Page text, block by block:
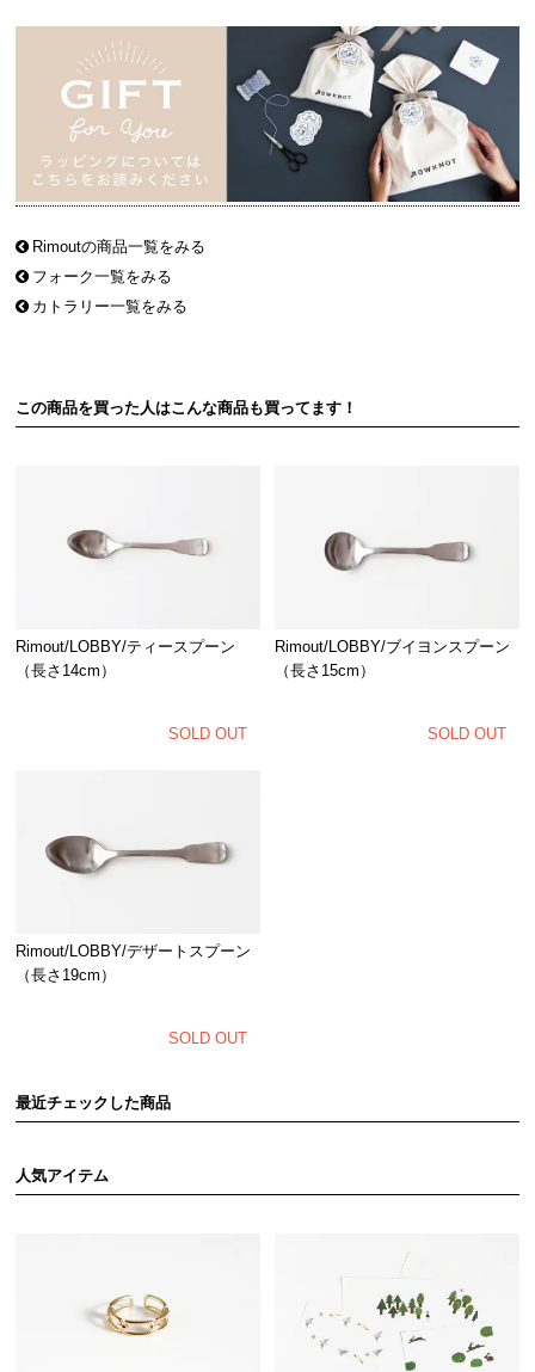
Rimoutの商品一覧をみる
フォーク一覧をみる
カトラリー一覧をみる
この商品を買った人はこんな商品も買ってます！
Rimout/LOBBY/ティースプーン
（長さ14cm）
SOLD OUT
Rimout/LOBBY/ブイヨンスプーン
（長さ15cm）
SOLD OUT
Rimout/LOBBY/デザートスプーン
（長さ19cm）
SOLD OUT
最近チェックした商品
人気アイテム